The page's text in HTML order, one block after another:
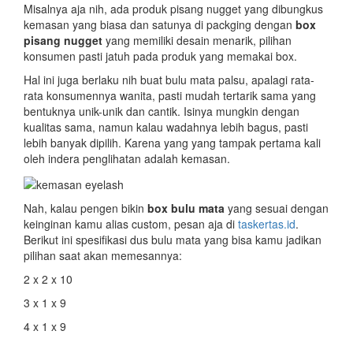
Misalnya aja nih, ada produk pisang nugget yang dibungkus
kemasan yang biasa dan satunya di packging dengan box
pisang nugget yang memiliki desain menarik, pilihan
konsumen pasti jatuh pada produk yang memakai box.
Hal ini juga berlaku nih buat bulu mata palsu, apalagi rata-
rata konsumennya wanita, pasti mudah tertarik sama yang
bentuknya unik-unik dan cantik. Isinya mungkin dengan
kualitas sama, namun kalau wadahnya lebih bagus, pasti
lebih banyak dipilih. Karena yang yang tampak pertama kali
oleh indera penglihatan adalah kemasan.
Nah, kalau pengen bikin box bulu mata yang sesuai dengan
keinginan kamu alias custom, pesan aja di taskertas.id.
Berikut ini spesifikasi dus bulu mata yang bisa kamu jadikan
pilihan saat akan memesannya:
2 x 2 x 10
3 x 1 x 9
4 x 1 x 9